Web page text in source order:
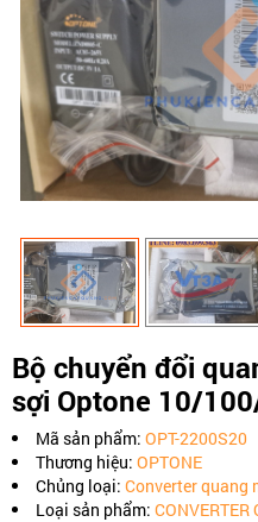
Bộ chuyển đổi
sợi Optone 10/
Mã sản phẩm: OPT-2200S20
Thương hiệu: OPTONE
Chủng loại: Converter quang
Loại sản phẩm: CONVERTER